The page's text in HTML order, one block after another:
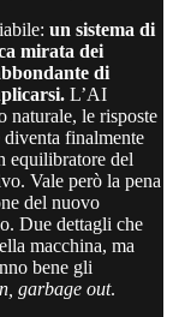
un sistema di
mirata dei
di
L’AI
naturale, le risposte
finalmente
equilibratore del
Vale però la pena
del nuovo
Due dettagli che
macchina, ma
bene gli
garbage out.